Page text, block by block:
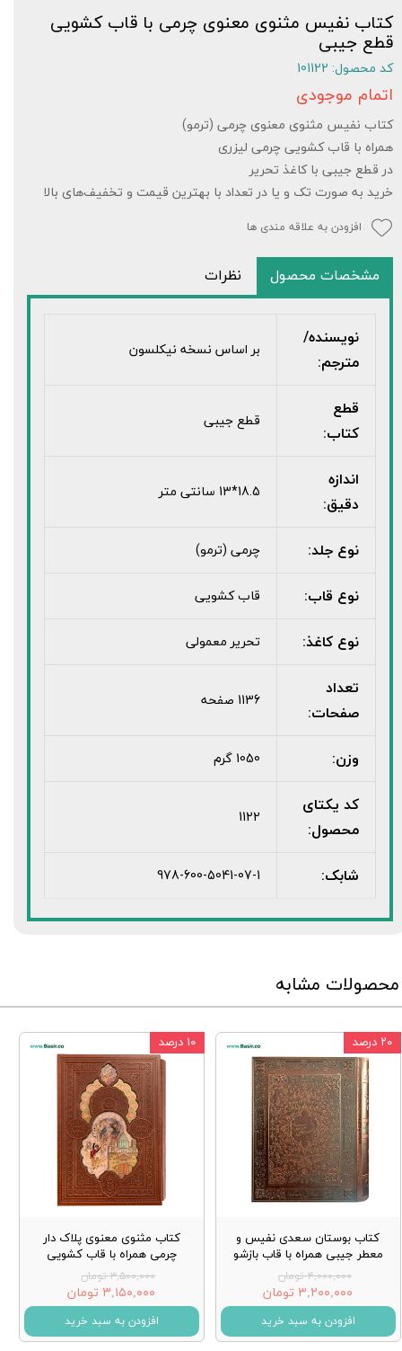
کتاب نفیس مثنوی معنوی چرمی با قاب کشویی
قطع جیبی
کد محصول: 101122
اتمام موجودی
کتاب نفیس مثنوی معنوی چرمی (ترمو)
همراه با قاب کشویی چرمی لیزری
در قطع جیبی با کاغذ تحریر
خرید به صورت تک و یا در تعداد با بهترین قیمت و تخفیف‌های بالا
افزودن به علاقه مندی ها
مشخصات محصول نظرات
نویسنده/
مترجم:
بر اساس نسخه نیکلسون
قطع
کتاب:
قطع جیبی
اندازه
دقیق:
18.5*13 سانتی متر
نوع جلد: چرمی (ترمو)
نوع قاب: قاب کشویی
نوع کاغذ: تحریر معمولی
تعداد
صفحات:
1136 صفحه
وزن: 1050 گرم
کد یکتای
محصول:
1122
شابک: 978-600-5041-07-1
محصولات مشابه
کتاب بوستان سعدی نفیس و
معطر جیبی همراه با قاب بازشو
۴,۰۰۰,۰۰۰ تومان
۳,۲۰۰,۰۰۰ تومان
افزودن به سبد خرید
۲۰ درصد
کتاب مثنوی معنوی پلاک دار
چرمی همراه با قاب کشویی
۳,۵۰۰,۰۰۰ تومان
۳,۱۵۰,۰۰۰ تومان
افزودن به سبد خرید
۱۰ درصد